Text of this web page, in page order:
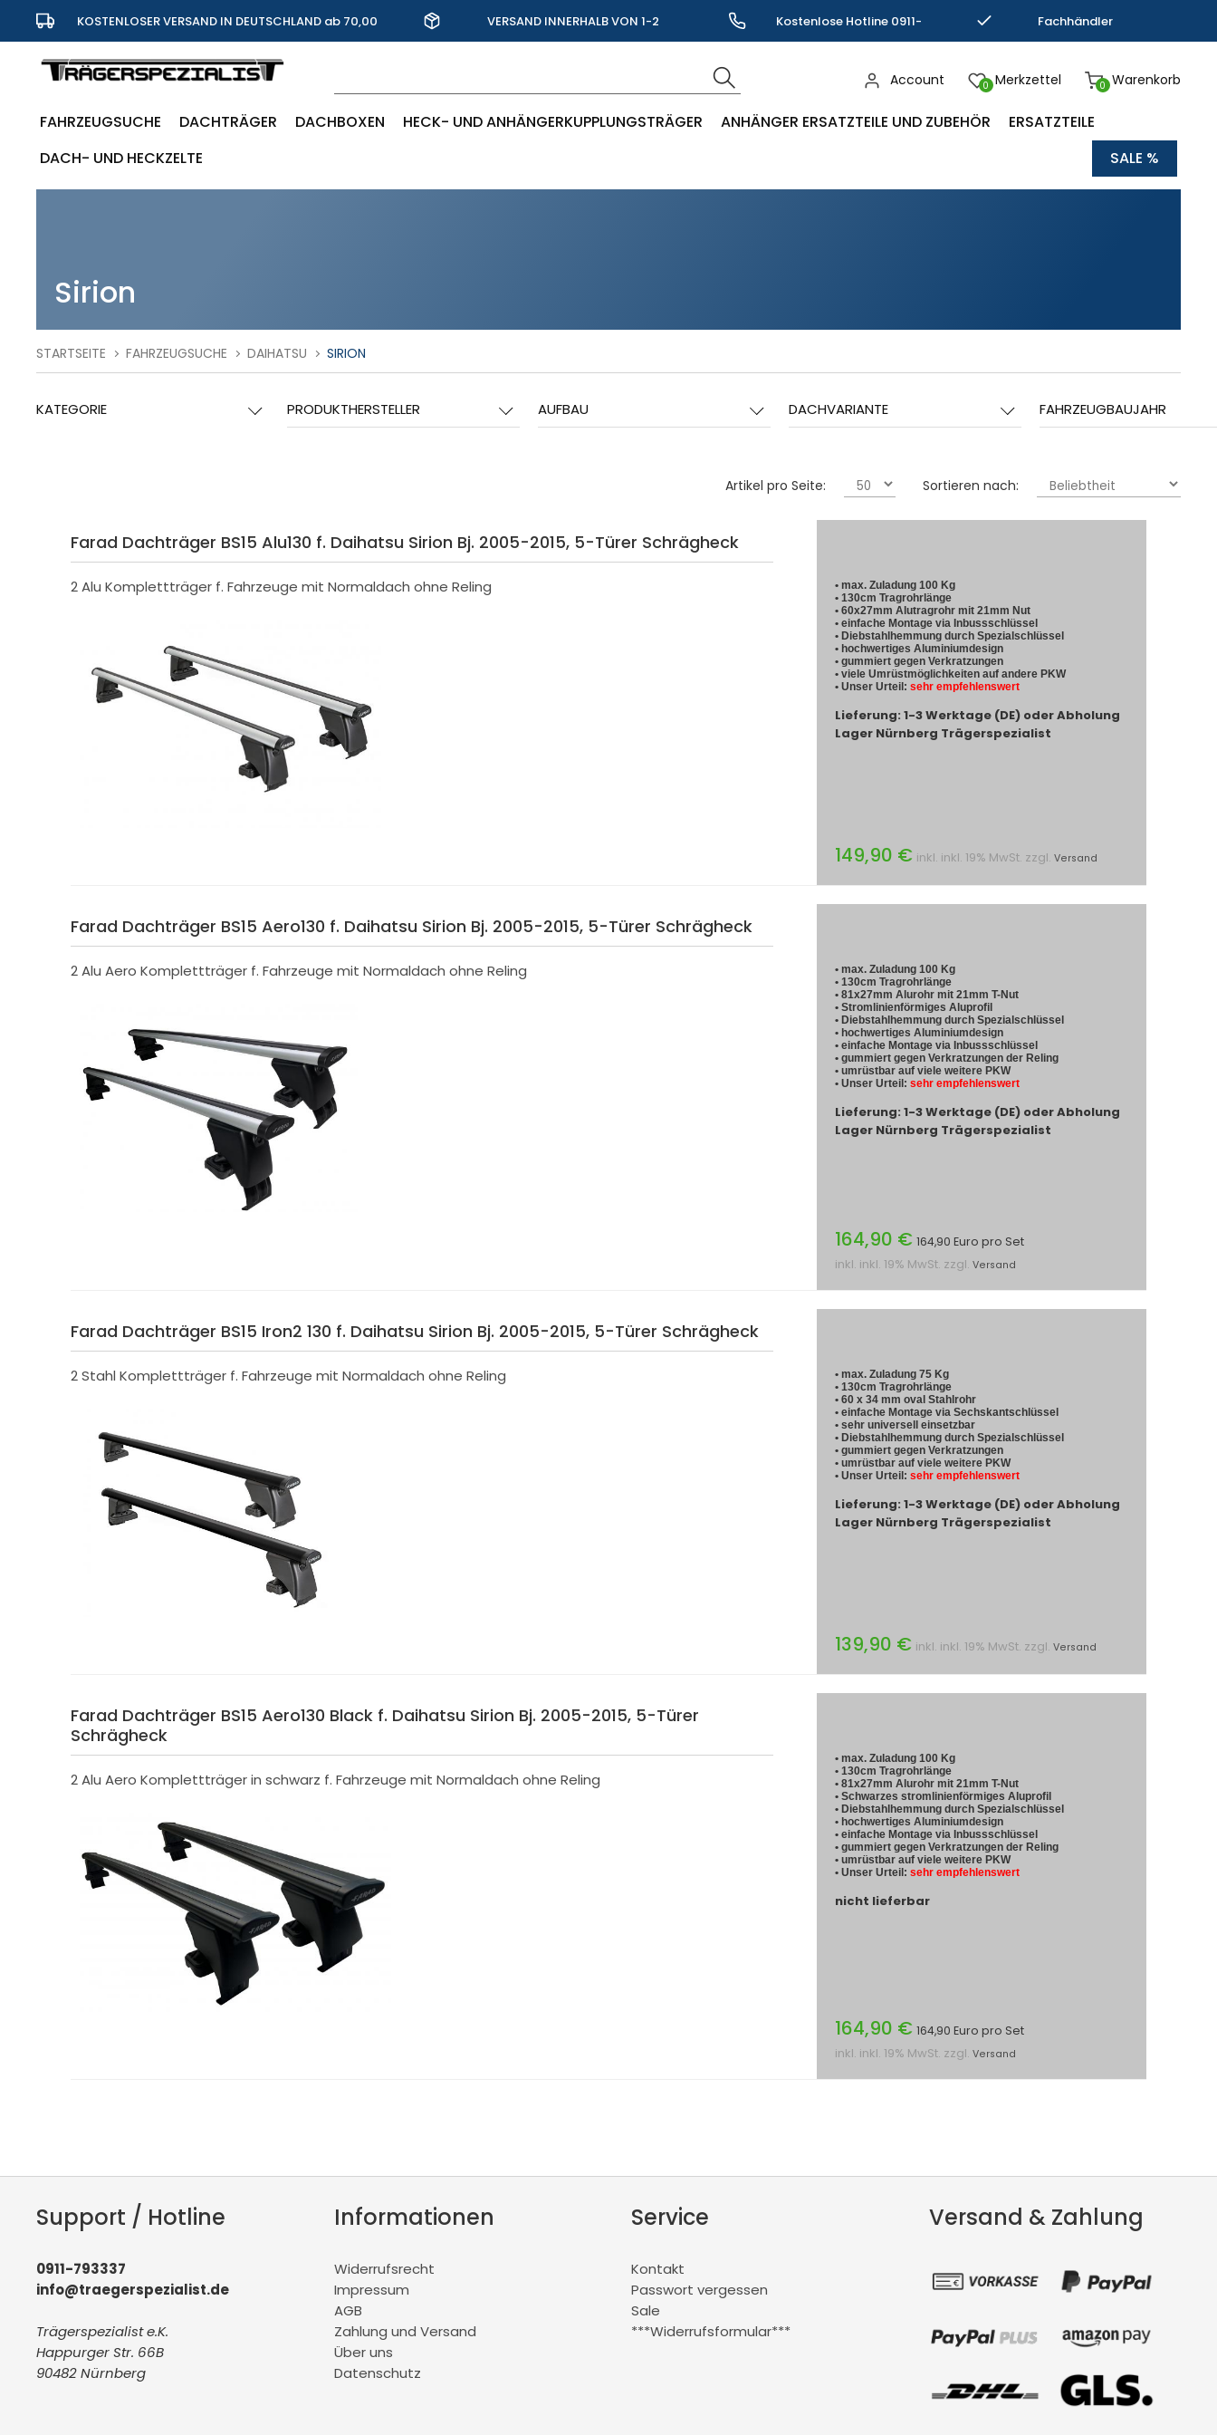
KOSTENLOSER VERSAND IN DEUTSCHLAND ab 70,00
Euro
VERSAND INNERHALB VON 1-2 Kostenlose Hotline 0911- Fachhändler
0 Warenkorb
0 Merkzettel
Account
FAHRZEUGSUCHE DACHTRÄGER DACHBOXEN HECK- UND ANHÄNGERKUPPLUNGSTRÄGER ANHÄNGER ERSATZTEILE UND ZUBEHÖR
ERSATZTEILE
DACH- UND HECKZELTE
SALE %
Sirion
STARTSEITE FAHRZEUGSUCHE DAIHATSU SIRION
KATEGORIE PRODUKTHERSTELLER AUFBAU DACHVARIANTE FAHRZEUGBAUJAHR
Sortieren nach:
Artikel pro Seite:
Farad Dachträger BS15 Alu130 f. Daihatsu Sirion Bj. 2005-2015, 5-Türer Schrägheck
2 Alu Komplettträger f. Fahrzeuge mit Normaldach ohne Reling
• max. Zuladung 100 Kg
• 130cm Tragrohrlänge
• 60x27mm Alutragrohr mit 21mm Nut
• einfache Montage via Inbussschlüssel
• Diebstahlhemmung durch Spezialschlüssel
• hochwertiges Aluminiumdesign
• gummiert gegen Verkratzungen
• viele Umrüstmöglichkeiten auf andere PKW
• Unser Urteil: sehr empfehlenswert
Lieferung: 1-3 Werktage (DE) oder Abholung
Lager Nürnberg Trägerspezialist
149,90 € inkl. inkl. 19% MwSt. zzgl. Versand
Farad Dachträger BS15 Aero130 f. Daihatsu Sirion Bj. 2005-2015, 5-Türer Schrägheck
2 Alu Aero Komplettträger f. Fahrzeuge mit Normaldach ohne Reling
• max. Zuladung 100 Kg
• 130cm Tragrohrlänge
• 81x27mm Alurohr mit 21mm T-Nut
• Stromlinienförmiges Aluprofil
• Diebstahlhemmung durch Spezialschlüssel
• hochwertiges Aluminiumdesign
• einfache Montage via Inbussschlüssel
• gummiert gegen Verkratzungen der Reling
• umrüstbar auf viele weitere PKW
• Unser Urteil: sehr empfehlenswert
Lieferung: 1-3 Werktage (DE) oder Abholung
Lager Nürnberg Trägerspezialist
164,90 € 164,90 Euro pro Set
inkl. inkl. 19% MwSt. zzgl. Versand
Farad Dachträger BS15 Iron2 130 f. Daihatsu Sirion Bj. 2005-2015, 5-Türer Schrägheck
2 Stahl Komplettträger f. Fahrzeuge mit Normaldach ohne Reling
• max. Zuladung 75 Kg
• 130cm Tragrohrlänge
• 60 x 34 mm oval Stahlrohr
• einfache Montage via Sechskantschlüssel
• sehr universell einsetzbar
• Diebstahlhemmung durch Spezialschlüssel
• gummiert gegen Verkratzungen
• umrüstbar auf viele weitere PKW
• Unser Urteil: sehr empfehlenswert
Lieferung: 1-3 Werktage (DE) oder Abholung
Lager Nürnberg Trägerspezialist
139,90 € inkl. inkl. 19% MwSt. zzgl. Versand
Farad Dachträger BS15 Aero130 Black f. Daihatsu Sirion Bj. 2005-2015, 5-Türer
Schrägheck
2 Alu Aero Komplettträger in schwarz f. Fahrzeuge mit Normaldach ohne Reling
• max. Zuladung 100 Kg
• 130cm Tragrohrlänge
• 81x27mm Alurohr mit 21mm T-Nut
• Schwarzes stromlinienförmiges Aluprofil
• Diebstahlhemmung durch Spezialschlüssel
• hochwertiges Aluminiumdesign
• einfache Montage via Inbussschlüssel
• gummiert gegen Verkratzungen der Reling
• umrüstbar auf viele weitere PKW
• Unser Urteil: sehr empfehlenswert
nicht lieferbar
164,90 € 164,90 Euro pro Set
inkl. inkl. 19% MwSt. zzgl. Versand
Support / Hotline
0911-793337
info@traegerspezialist.de
Trägerspezialist e.K.
Happurger Str. 66B
90482 Nürnberg
Informationen
Widerrufsrecht
Impressum
AGB
Zahlung und Versand
Über uns
Datenschutz
Service
Kontakt
Passwort vergessen
Sale
***Widerrufsformular***
Versand & Zahlung